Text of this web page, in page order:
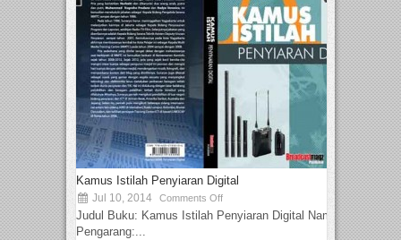
Kamus Istilah Penyiaran Digital
Jul 10, 2014 Comments Off
Judul Buku: Kamus Istilah Penyiaran Digital Nama
Pengarang:...